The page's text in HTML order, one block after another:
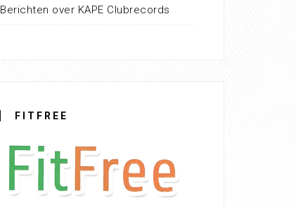
Berichten over KAPE Clubrecords
FITFREE